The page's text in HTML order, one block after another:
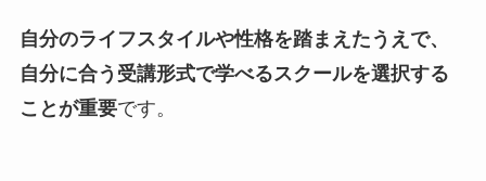
自分のライフスタイルや性格を踏まえたうえで、
自分に合う受講形式で学べるスクールを選択する
ことが重要です。